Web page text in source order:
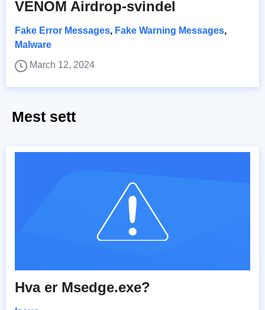
VENOM Airdrop-svindel
Fake Error Messages, Fake Warning Messages,
Malware
March 12, 2024
Mest sett
Hva er Msedge.exe?